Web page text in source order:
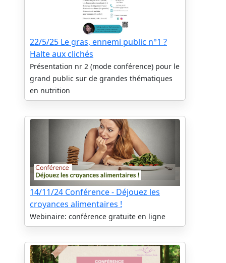
22/5/25 Le gras, ennemi public n°1 ?
Halte aux clichés
Présentation nr 2 (mode conférence) pour le
grand public sur de grandes thématiques
en nutrition
14/11/24 Conférence - Déjouez les
croyances alimentaires !
Webinaire: conférence gratuite en ligne